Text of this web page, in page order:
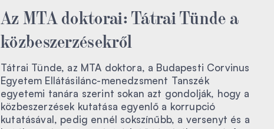
Az MTA doktorai: Tátrai Tünde a
közbeszerzésekről
Tátrai Tünde, az MTA doktora, a Budapesti Corvinus
Egyetem Ellátásilánc-menedzsment Tanszék
egyetemi tanára szerint sokan azt gondolják, hogy a
közbeszerzések kutatása egyenlő a korrupció
kutatásával, pedig ennél sokszínűbb, a versenyt és a